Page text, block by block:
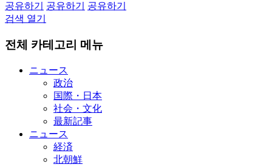
공유하기
공유하기
공유하기
검색 열기
전체 카테고리 메뉴
ニュース
政治
国際・日本
社会・文化
最新記事
ニュース
経済
北朝鮮